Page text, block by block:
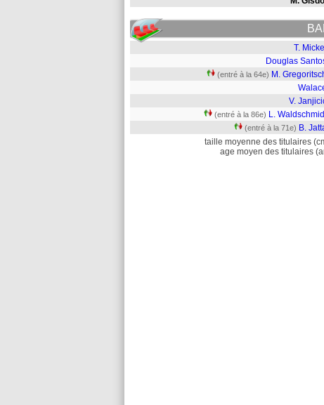
T. Mickel
Douglas
(entré à la 64e) M.
V.
(entré à la 86e) L.
(entré à la 71e) B.
taille moyenne des titulaires
age moyen des titulaires